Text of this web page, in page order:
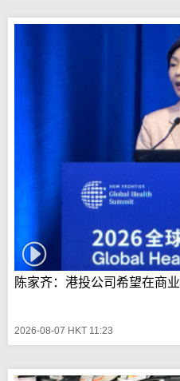
陈家齐：港投公司希望在商
2026-08-07 HKT 11:23